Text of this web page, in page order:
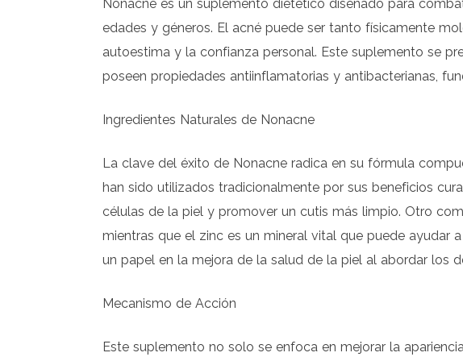
Nonacne es un suplemento dietético diseñado para
edades y géneros. El acné puede ser tanto físicamente
autoestima y la confianza personal. Este suplemento se
poseen propiedades antiinflamatorias y antibacterianas,
Ingredientes Naturales de Nonacne
La clave del éxito de Nonacne radica en su fórmula
han sido utilizados tradicionalmente por sus beneficios
células de la piel y promover un cutis más limpio. Otro
mientras que el zinc es un mineral vital que puede ayudar
un papel en la mejora de la salud de la piel al abordar los
Mecanismo de Acción
Este suplemento no solo se enfoca en mejorar la